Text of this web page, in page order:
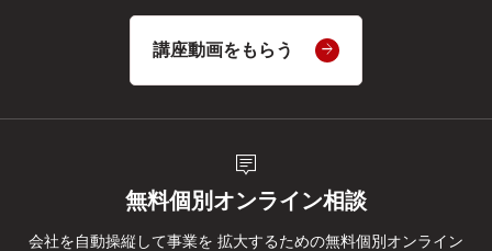
講座動画をもらう
tooltip_2
無料個別オンライン相談
会社を自動操縦して事業を 拡大するための無料個別オンライン